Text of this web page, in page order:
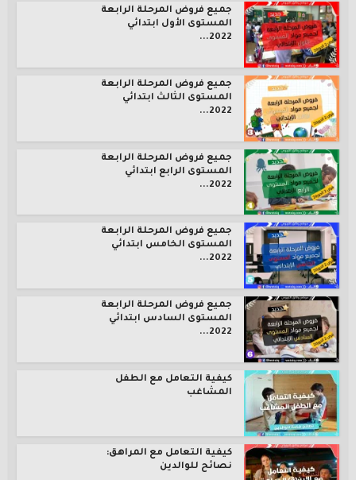
جميع فروض المرحلة الرابعة
المستوى الأول ابتدائي
2022...
جميع فروض المرحلة الرابعة
المستوى الثالث ابتدائي
2022...
جميع فروض المرحلة الرابعة
المستوى الرابع ابتدائي
2022...
جميع فروض المرحلة الرابعة
المستوى الخامس ابتدائي
2022...
جميع فروض المرحلة الرابعة
المستوى السادس ابتدائي
2022...
كيفية التعامل مع الطفل
المشاغب
كيفية التعامل مع المراهق:
نصائح للوالدين